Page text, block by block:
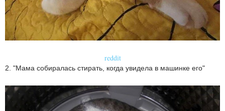
reddit
2. "Мама собиралась стирать, когда увидела в машинке его"